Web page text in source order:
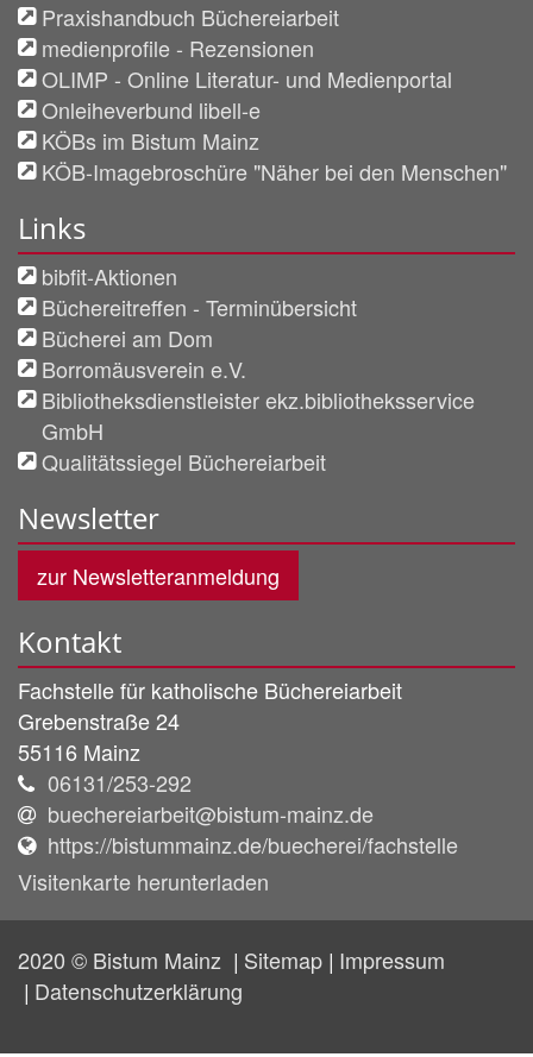
Praxishandbuch Büchereiarbeit
medienprofile - Rezensionen
OLIMP - Online Literatur- und Medienportal
Onleiheverbund libell-e
KÖBs im Bistum Mainz
KÖB-Imagebroschüre "Näher bei den Menschen"
Links
bibfit-Aktionen
Büchereitreffen - Terminübersicht
Bücherei am Dom
Borromäusverein e.V.
Bibliotheksdienstleister ekz.bibliotheksservice
GmbH
Qualitätssiegel Büchereiarbeit
Newsletter
zur Newsletteranmeldung
Kontakt
Fachstelle für katholische Büchereiarbeit
Grebenstraße 24
55116 Mainz
06131/253-292
buechereiarbeit@bistum-mainz.de
https://bistummainz.de/buecherei/fachstelle
Visitenkarte herunterladen
2020 © Bistum Mainz Sitemap Impressum
Datenschutzerklärung